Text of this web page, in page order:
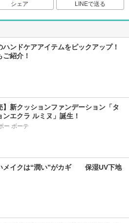
シェア LINEで送る
ハンドケアアイテムをピックアップ！
紹介！
】新クッションファンデーション「タ
ンエクラ ルミヌ」誕生！
ー ボーテ
メイクは“潤い”がカギ　　保湿UV下地